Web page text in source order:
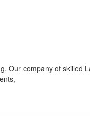
Our company of skilled